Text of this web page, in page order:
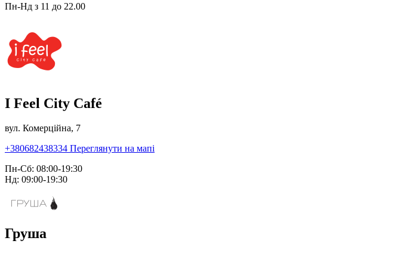
Пн-Нд з 11 до 22.00
I Feel City Café
вул. Комерційна, 7
+380682438334 Переглянути на мапі
Пн-Сб: 08:00-19:30
Нд: 09:00-19:30
Груша